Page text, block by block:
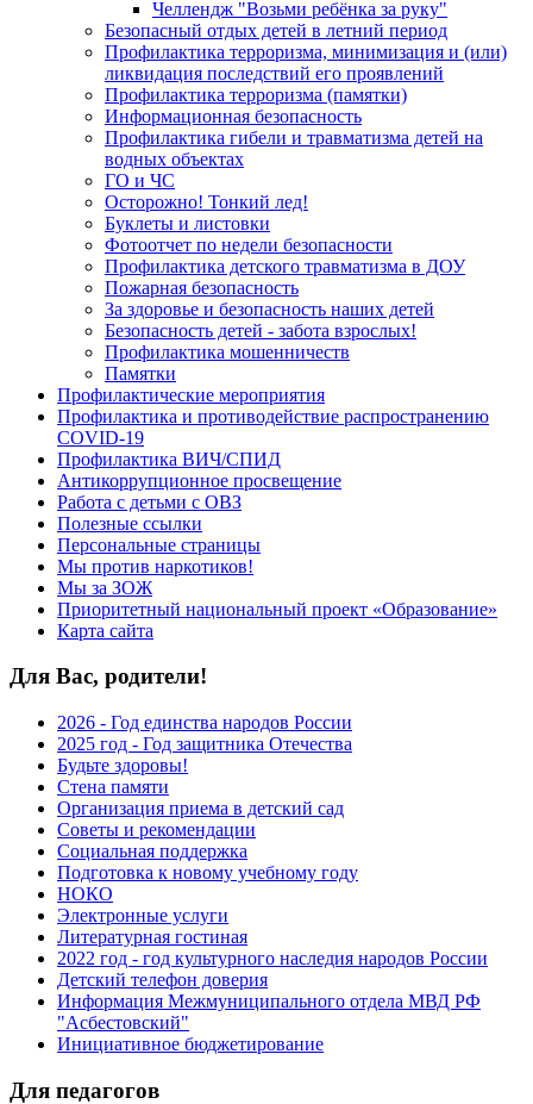
Челлендж "Возьми ребёнка за руку"
Безопасный отдых детей в летний период
Профилактика терроризма, минимизация и (или)
ликвидация последствий его проявлений
Профилактика терроризма (памятки)
Информационная безопасность
Профилактика гибели и травматизма детей на
водных объектах
ГО и ЧС
Осторожно! Тонкий лед!
Буклеты и листовки
Фотоотчет по недели безопасности
Профилактика детского травматизма в ДОУ
Пожарная безопасность
За здоровье и безопасность наших детей
Безопасность детей - забота взрослых!
Профилактика мошенничеств
Памятки
Профилактические мероприятия
Профилактика и противодействие распространению
COVID-19
Профилактика ВИЧ/СПИД
Антикоррупционное просвещение
Работа с детьми с ОВЗ
Полезные ссылки
Персональные страницы
Мы против наркотиков!
Мы за ЗОЖ
Приоритетный национальный проект «Образование»
Карта сайта
Для Вас, родители!
2026 - Год единства народов России
2025 год - Год защитника Отечества
Будьте здоровы!
Стена памяти
Организация приема в детский сад
Советы и рекомендации
Социальная поддержка
Подготовка к новому учебному году
НОКО
Электронные услуги
Литературная гостиная
2022 год - год культурного наследия народов России
Детский телефон доверия
Информация Межмуниципального отдела МВД РФ
"Асбестовский"
Инициативное бюджетирование
Для педагогов